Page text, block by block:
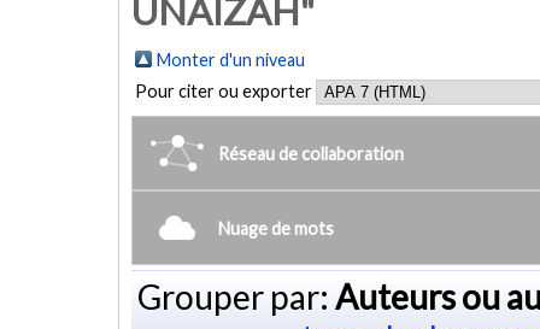
UNAIZAH"
Monter d'un niveau
Pour citer ou exporter
Réseau de collaboration
Nuage de mots
Grouper par: Auteurs ou